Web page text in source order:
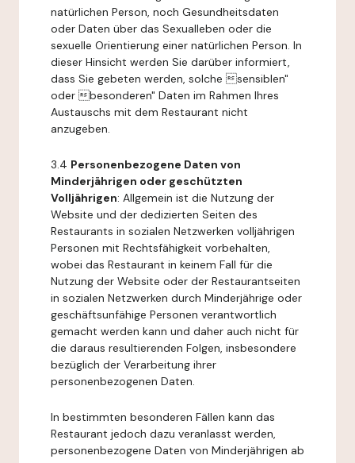
natürlichen Person, noch Gesundheitsdaten
oder Daten über das Sexualleben oder die
sexuelle Orientierung einer natürlichen Person. In
dieser Hinsicht werden Sie darüber informiert,
dass Sie gebeten werden, solche sensiblen"
oder besonderen" Daten im Rahmen Ihres
Austauschs mit dem Restaurant nicht
anzugeben.
3.4 Personenbezogene Daten von
Minderjährigen oder geschützten
Volljährigen: Allgemein ist die Nutzung der
Website und der dedizierten Seiten des
Restaurants in sozialen Netzwerken volljährigen
Personen mit Rechtsfähigkeit vorbehalten,
wobei das Restaurant in keinem Fall für die
Nutzung der Website oder der Restaurantseiten
in sozialen Netzwerken durch Minderjährige oder
geschäftsunfähige Personen verantwortlich
gemacht werden kann und daher auch nicht für
die daraus resultierenden Folgen, insbesondere
bezüglich der Verarbeitung ihrer
personenbezogenen Daten.
In bestimmten besonderen Fällen kann das
Restaurant jedoch dazu veranlasst werden,
personenbezogene Daten von Minderjährigen ab